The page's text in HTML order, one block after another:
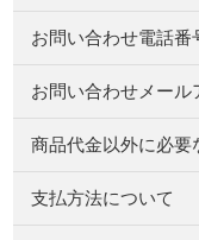
お問い合わせ電話番
お問い合わせメール
商品代金以外に必要
支払方法について